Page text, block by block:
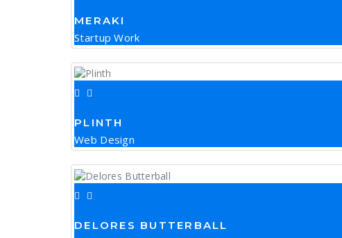
MERAKI
Startup Work
PLINTH
Web Design
DELORES BUTTERBALL